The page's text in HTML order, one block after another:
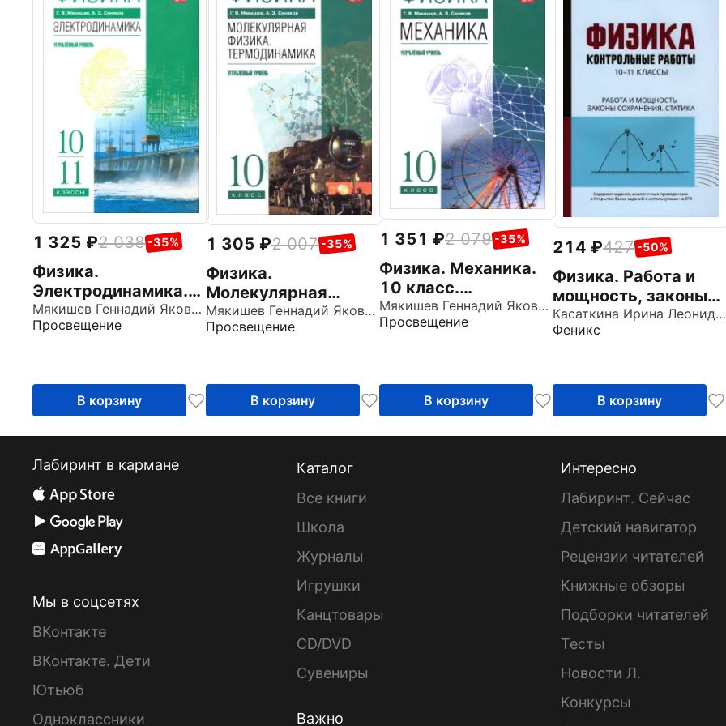
1 325 2 038 -35%
Физика.
Электродинамика.
10-11 классы.
Углублённый
Мякишев Геннадий Яковлевич
Просвещение
В корзину
1 305 2 007 -35%
Физика.
Молекулярная
физика.
Термодинамика. 10
пособие
Мякишев Геннадий Яковлевич
Просвещение
В корзину
1 351 2 079 -35%
Физика. Механика.
10 класс.
Углублённый
уровень. Учебное
Мякишев Геннадий Яковлевич
Просвещение
В корзину
214 427 -50%
Физика. Работа и
мощность, законы
сохранения,
статика. 10-11
работы
Касаткина Ирина Леонидовна
Феникс
В корзину
Лабиринт в кармане
Мы в соцсетях
ВКонтакте
ВКонтакте. Дети
Ютьюб
Одноклассники
Каталог
Все книги
Школа
Журналы
Игрушки
Канцтовары
CD/DVD
Сувениры
Важно
Интересно
Лабиринт. Сейчас
Детский навигатор
Рецензии читателей
Книжные обзоры
Подборки читателей
Тесты
Новости Л.
Конкурсы